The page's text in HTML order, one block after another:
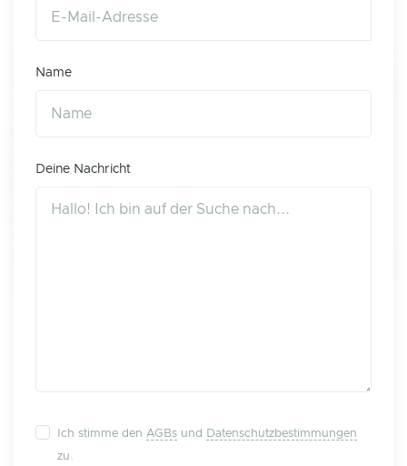
Name
Deine Nachricht
Ich stimme den AGBs und
Datenschutzbestimmungen
zu.